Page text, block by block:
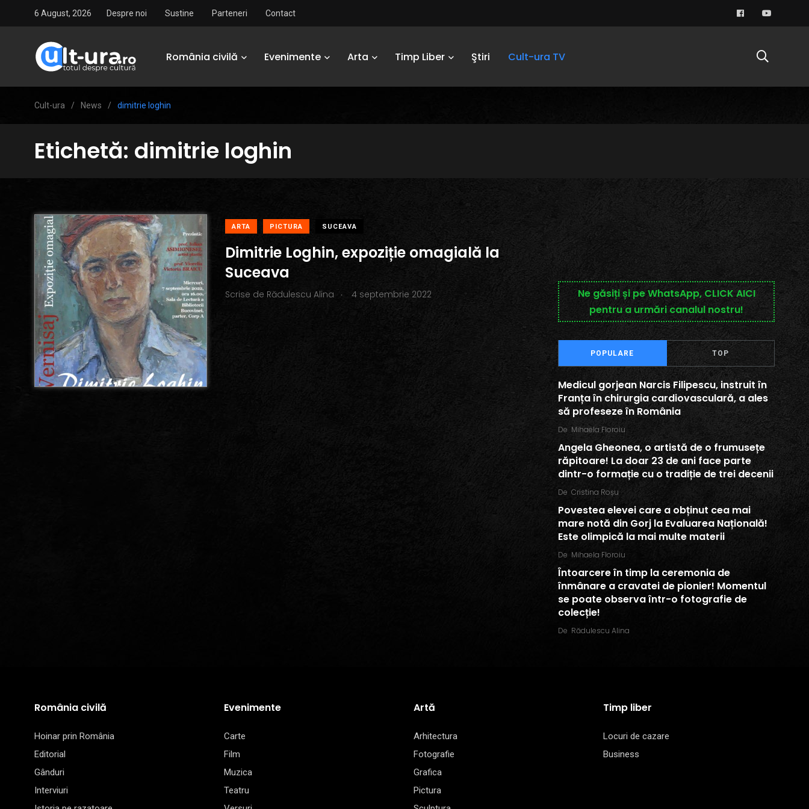
6 August, 2026 Despre noi Sustine Parteneri Contact
România civilă Evenimente Arta Timp Liber Ştiri Cult-ura TV
Cult-ura / News / dimitrie loghin
Etichetă: dimitrie loghin
ARTA PICTURA SUCEAVA
Dimitrie Loghin, expoziție omagială la
Suceava
Scrise de Rădulescu Alina . 4 septembrie 2022
Ne găsiți și pe WhatsApp, CLICK AICI
pentru a urmări canalul nostru!
POPULARE TOP
Medicul gorjean Narcis Filipescu, instruit în
Franța în chirurgia cardiovasculară, a ales
să profeseze în România
De Mihaela Floroiu
Angela Gheonea, o artistă de o frumusețe
răpitoare! La doar 23 de ani face parte
dintr-o formație cu o tradiție de trei decenii
De Cristina Roșu
Povestea elevei care a obținut cea mai
mare notă din Gorj la Evaluarea Națională!
Este olimpică la mai multe materii
De Mihaela Floroiu
Întoarcere în timp la ceremonia de
înmânare a cravatei de pionier! Momentul
se poate observa într-o fotografie de
colecție!
De Rădulescu Alina
România civilă
Hoinar prin România
Editorial
Gânduri
Interviuri
Evenimente
Carte
Film
Muzica
Teatru
Artă
Arhitectura
Fotografie
Grafica
Pictura
Timp liber
Locuri de cazare
Business